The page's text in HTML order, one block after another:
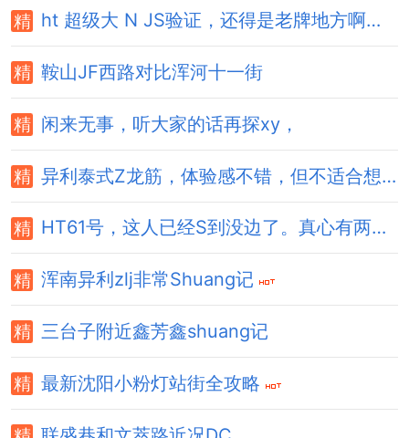
ht 超级大 N JS验证，还得是老牌地方啊。
鞍山JF西路对比浑河十一街
闲来无事，听大家的话再探xy，
异利泰式Z龙筋，体验感不错，但不适合想要释F的
HT61号，这人已经S到没边了。真心有两下子
浑南异利zlj非常Shuang记
三台子附近鑫芳鑫shuang记
最新沈阳小粉灯站街全攻略